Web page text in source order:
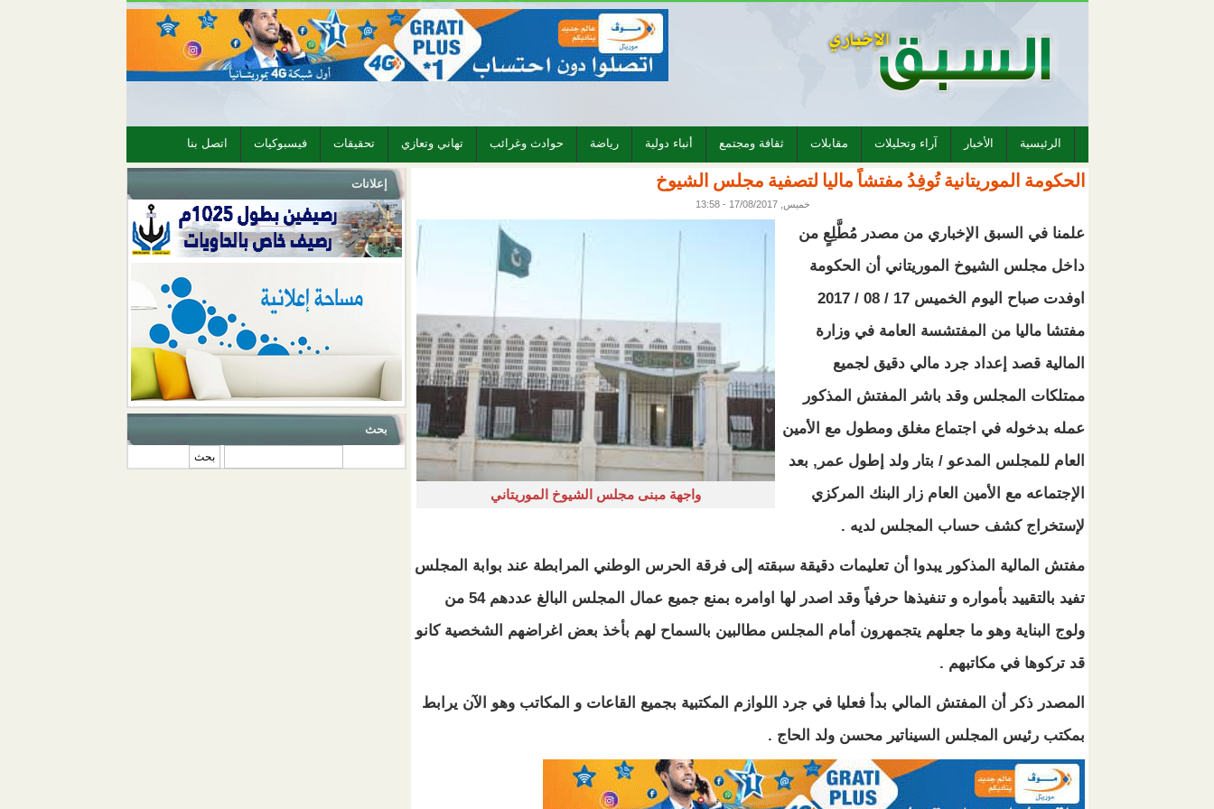
الرئيسية الأخبار آراء وتحليلات مقابلات ثقافة ومجتمع أنباء دولية رياضة حوادث وغرائب تهاني وتعازي تحقيقات فيسبوكيات اتصل بنا
إعلانات
بحث
الحكومة الموريتانية تُوفِدُ مفتشاً ماليا لتصفية مجلس الشيوخ
خميس, 17/08/2017 - 13:58
واجهة مبنى مجلس الشيوخ الموريتاني
علمنا في السبق الإخباري من مصدر مُطَّلِعٍ من
داخل مجلس الشيوخ الموريتاني أن الحكومة
اوفدت صباح اليوم الخميس 17 / 08 / 2017
مفتشا ماليا من المفتشسة العامة في وزارة
المالية قصد إعداد جرد مالي دقيق لجميع
ممتلكات المجلس وقد باشر المفتش المذكور
عمله بدخوله في اجتماع مغلق ومطول مع الأمين
العام للمجلس المدعو / بتار ولد إطول عمر, بعد
الإجتماعه مع الأمين العام زار البنك المركزي
لإستخراج كشف حساب المجلس لديه .
مفتش المالية المذكور يبدوا أن تعليمات دقيقة سبقته إلى فرقة الحرس الوطني المرابطة عند بوابة المجلس
تفيد بالتقييد بأمواره و تنفيذها حرفياً وقد اصدر لها اوامره بمنع جميع عمال المجلس البالغ عددهم 54 من
ولوج البناية وهو ما جعلهم يتجمهرون أمام المجلس مطالبين بالسماح لهم بأخذ بعض اغراضهم الشخصية كانو
قد تركوها في مكاتبهم .
المصدر ذكر أن المفتش المالي بدأ فعليا في جرد اللوازم المكتبية بجميع القاعات و المكاتب وهو الآن يرابط
بمكتب رئيس المجلس السيناتير محسن ولد الحاج .